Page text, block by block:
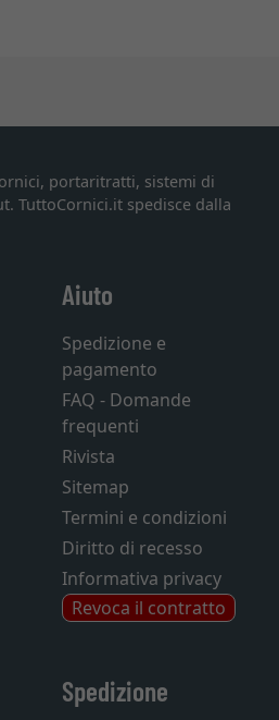
portaritratti, sistemi di
TuttoCornici.it spedisce dalla
Aiuto
Spedizione e
pagamento
FAQ - Domande
frequenti
Rivista
Sitemap
Termini e condizioni
Diritto di recesso
Informativa privacy
Revoca il contratto
Spedizione